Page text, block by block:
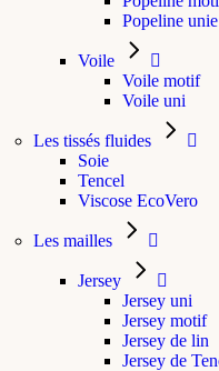
Popeline unie
Voile
Voile motif
Voile uni
Les tissés fluides
Soie
Tencel
Viscose EcoVero
Les mailles
Jersey
Jersey uni
Jersey motif
Jersey de lin
Jersey de